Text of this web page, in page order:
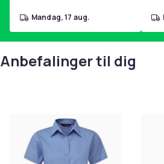
mandag, 17 aug.
Anbefalinger til dig